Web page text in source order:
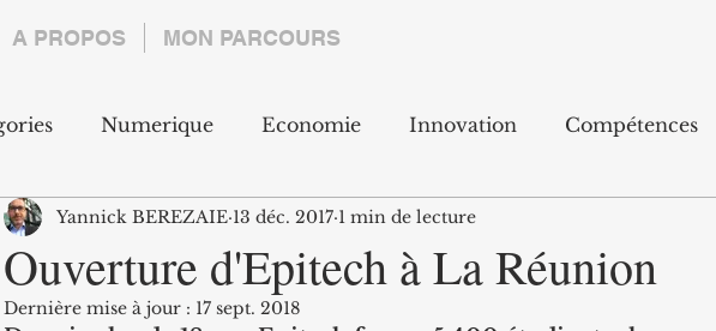
A PROPOS MON PARCOURS
Numerique Economie Innovation Compétences
Management Environnement Export
Ouverture d'Epitech à La Réunion
Yannick BEREZAIE 13 déc. 2017 1 min de lecture
Dernière mise à jour : 17 sept. 2018